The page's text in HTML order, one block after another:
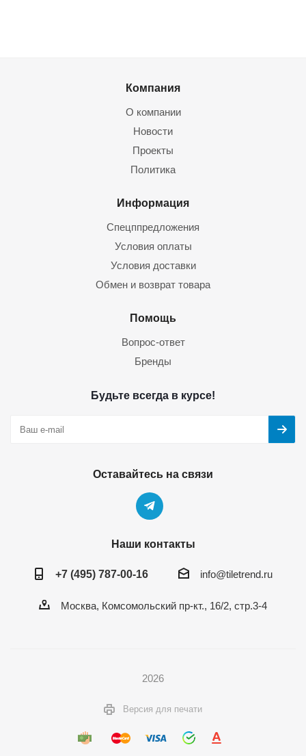
Компания
О компании
Новости
Проекты
Политика
Информация
Спецппредложения
Условия оплаты
Условия доставки
Обмен и возврат товара
Помощь
Вопрос-ответ
Бренды
Будьте всегда в курсе!
Оставайтесь на связи
Наши контакты
+7 (495) 787-00-16 info@tiletrend.ru
Москва, Комсомольский пр-кт., 16/2, стр.3-4
2026
Версия для печати